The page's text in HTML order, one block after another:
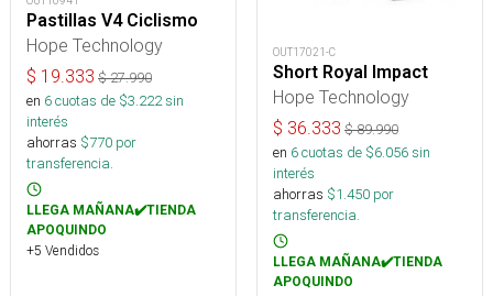
Pastillas V4 Ciclismo
Hope Technology
$ 19.333 $27.990
en 6cuotas de $3.222sin
interés
ahorras $770 por
transferencia.
LLEGA MAÑANA✔️TIENDA
APOQUINDO
+5 Vendidos
OUT17021-C
Short Royal Impact
Hope Technology
$ 36.333 $89.990
en 6cuotas de $6.056sin
interés
ahorras $1.450 por
transferencia.
LLEGA MAÑANA✔️TIENDA
APOQUINDO